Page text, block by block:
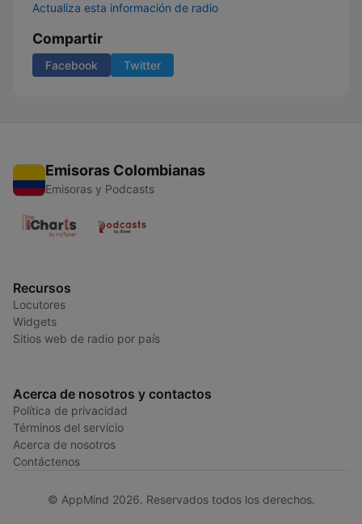
Actualiza esta información de radio
Compartir
Facebook Twitter
Emisoras Colombianas
Emisoras y Podcasts
Recursos
Locutores
Widgets
Sitios web de radio por país
Acerca de nosotros y contactos
Política de privacidad
Términos del servicio
Acerca de nosotros
Contáctenos
© AppMind 2026. Reservados todos los derechos.